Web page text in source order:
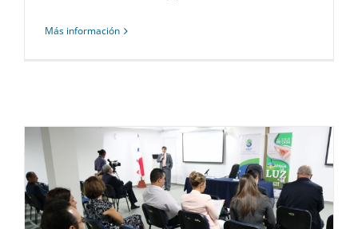
Más información